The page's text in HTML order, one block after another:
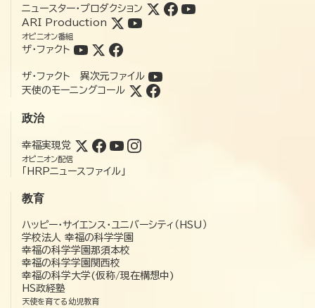
ニュースター・プロダクション
ARI Production
オピニオン番組
ザ・ファクト
ザ・ファクト 異次元ファイル
天使のモーニングコール
政治
幸福実現党
オピニオン配信
「HRPニュースファイル」
教育
ハッピー・サイエンス・ユニバーシティ（HSU）
学校法人 幸福の科学学園
幸福の科学学園那須本校
幸福の科学学園関西校
幸福の科学大学(仮称/現在構想中)
HS政経塾
天使を育てる幼児教育